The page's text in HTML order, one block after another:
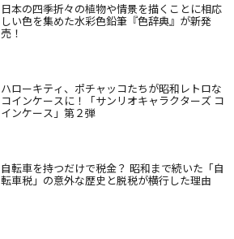
日本の四季折々の植物や情景を描くことに相応
しい色を集めた水彩色鉛筆『色辞典』が新発
売！
ハローキティ、ポチャッコたちが昭和レトロな
コインケースに！「サンリオキャラクターズ コ
インケース」第２弾
自転車を持つだけで税金？ 昭和まで続いた「自
転車税」の意外な歴史と脱税が横行した理由